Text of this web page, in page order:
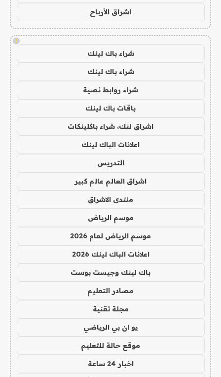
اشراق الأرباح
!
شراء باك لينك
شراء باك لينك
شراء روابط نصية
باقات باك لينك
اشراق لنك، شراء باكلينكات
اعلانات الباك لينك
التدريس
اشراق العالم عالم كبير
منتدى الاشراق
موسم الرياض
موسم الرياض لعام 2026
اعلانات الباك لينك 2026
باك لينك وجيست بوست
مصادر التعليم
مجلة تقنية
يو ان بي الرياضي
موقع حالة للتعليم
اخبار 24 ساعة